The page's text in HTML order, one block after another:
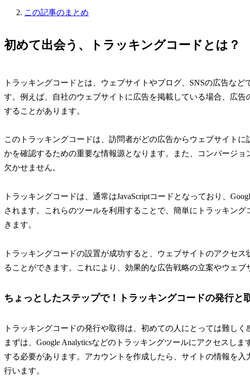
この記事のまとめ
初めて出会う、トラッキングコードとは？
トラッキングコードとは、ウェブサイトやブログ、SNSの広告な
す。例えば、自社のウェブサイトに広告を掲載している場合、広
することがあります。
このトラッキングコードは、訪問者がどの広告からウェブサイト
かを確認するための重要な情報源となります。また、コンバージ
欠かせません。
トラッキングコードは、通常はJavaScriptコードとなっており、
されます。これらのツールを利用することで、簡単にトラッキン
きます。
トラッキングコードの設置が成功すると、ウェブサイトのアクセ
ることができます。これにより、効果的な広告戦略の立案やウェブ
ちょっとしたステップで！トラッキングコードの発行と
トラッキングコードの発行や取得は、初めての人にとっては難し
まずは、Google Analyticsなどのトラッキングツールにアクセスし
する必要があります。アカウントを作成したら、サイトの情報を
行います。